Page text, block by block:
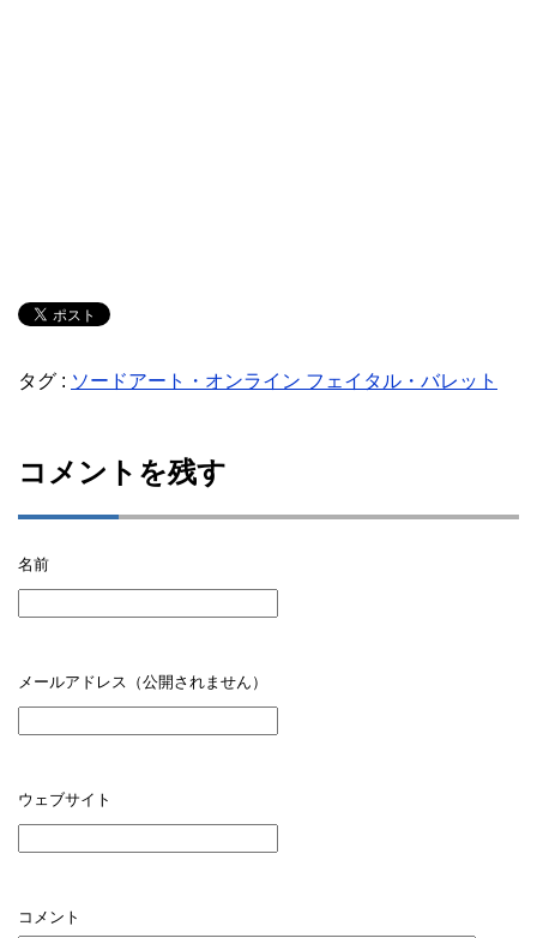
タグ : ソードアート・オンライン フェイタル・バレット
コメントを残す
名前
メールアドレス（公開されません）
ウェブサイト
コメント